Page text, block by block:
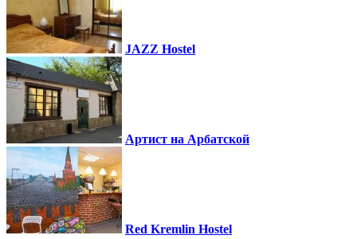
JAZZ Hostel
Артист на Арбатской
Red Kremlin Hostel